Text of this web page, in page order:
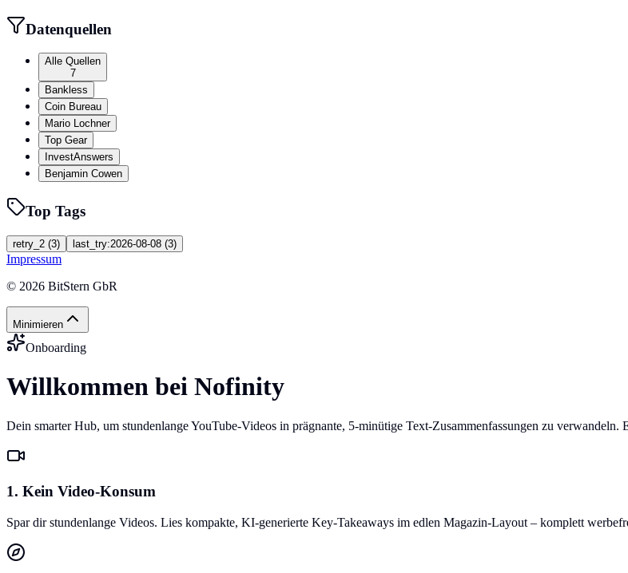
Datenquellen
Alle Quellen
7
Bankless
Coin Bureau
Mario Lochner
Top Gear
InvestAnswers
Benjamin Cowen
Top Tags
retry_2 (3) last_try:2026-08-08 (3)
Impressum
© 2026 BitStern GbR
Minimieren
Onboarding
Willkommen bei Nofinity
Dein smarter Hub, um stundenlange YouTube-Videos in prägnante, 5-minütige Text-Zusammenfassungen zu verwandeln.
1. Kein Video-Konsum
Spar dir stundenlange Videos. Lies kompakte, KI-generierte Key-Takeaways im edlen Magazin-Layout – komplett